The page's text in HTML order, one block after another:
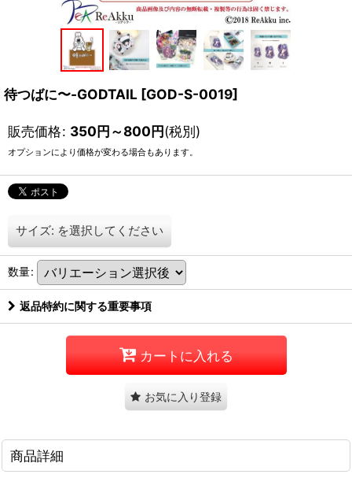
待つばに〜-GODTAIL [GOD-S-0019]
販売価格: 350円～800円(税別)
オプションにより価格が変わる場合もあります。
サイズ: を選択してください
数量:
返品特約に関する重要事項
カートに入れる
お気に入り登録
商品詳細